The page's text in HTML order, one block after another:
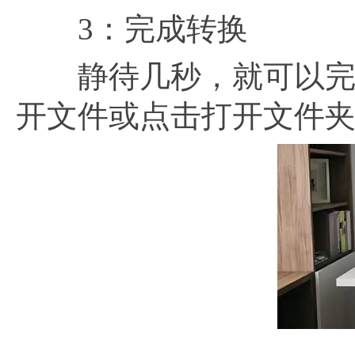
3：完成转换
静待几秒，就可以完
开文件或点击打开文件